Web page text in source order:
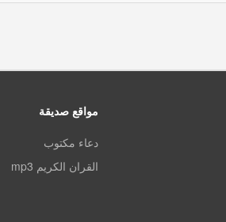
مواقع صديقة
دعاء مكتوب
القران الكريم mp3